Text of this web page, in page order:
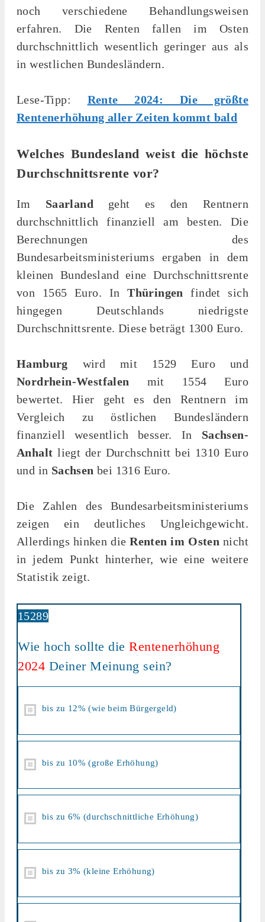
noch verschiedene Behandlungsweisen
erfahren. Die Renten fallen im Osten
durchschnittlich wesentlich geringer aus als
in westlichen Bundesländern.
Lese-Tipp: Rente 2024: Die größte
Rentenerhöhung aller Zeiten kommt bald
Welches Bundesland weist die höchste
Durchschnittsrente vor?
Im Saarland geht es den Rentnern
durchschnittlich finanziell am besten. Die
Berechnungen des
Bundesarbeitsministeriums ergaben in dem
kleinen Bundesland eine Durchschnittsrente
von 1565 Euro. InThüringen findet sich
hingegen Deutschlands niedrigste
Durchschnittsrente. Diese beträgt 1300 Euro.
Hamburg wird mit 1529 Euro und
Nordrhein-Westfalen mit 1554 Euro
bewertet. Hier geht es den Rentnern im
Vergleich zu östlichen Bundesländern
finanziell wesentlich besser. In Sachsen-
Anhalt liegt der Durchschnitt bei 1310 Euro
und in Sachsen bei 1316 Euro.
Die Zahlen des Bundesarbeitsministeriums
zeigen ein deutliches Ungleichgewicht.
Allerdings hinken dieRenten im Osten nicht
in jedem Punkt hinterher, wie eine weitere
Statistik zeigt.
15289
Wie hoch sollte die Rentenerhöhung
2024 Deiner Meinung sein?
bis zu 12% (wie beim Bürgergeld)
bis zu 10% (große Erhöhung)
bis zu 6% (durchschnittliche Erhöhung)
bis zu 3% (kleine Erhöhung)